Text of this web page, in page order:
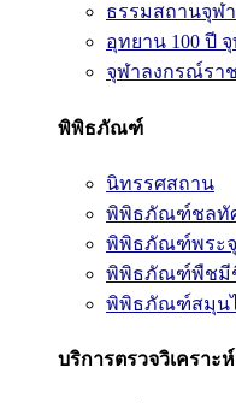
ธรรมสถานจุฬ
อุทยาน 100 ปี
จุฬาลงกรณ์รา
พิพิธภัณฑ์
นิทรรศสถาน
พิพิธภัณฑ์ชลทั
พิพิธภัณฑ์พระ
พิพิธภัณฑ์พืชมี
พิพิธภัณฑ์สมุน
บริการตรวจวิเครา